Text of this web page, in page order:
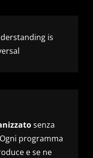
is
senza
programma
e se ne